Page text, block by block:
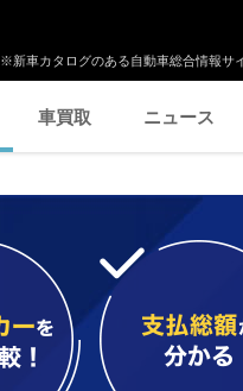
※新車カタログのある自動車総合情報サ
車買取 ニュース